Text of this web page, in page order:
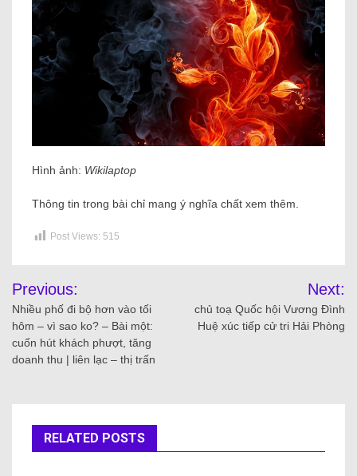
Hình ảnh: Wikilaptop
Thông tin trong bài chỉ mang ý nghĩa chất xem thêm.
Post Views: 515
Previous:
Nhiều phố đi bộ hơn vào tối
hôm – vì sao ko? – Bài một:
cuốn hút khách phượt, tăng
doanh thu | liên lạc – thị trấn
Next:
chủ toạ Quốc hội Vương Đình
Huệ xúc tiếp cử tri Hải Phòng
RELATED POSTS